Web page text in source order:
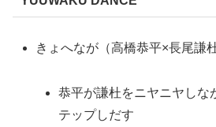
きょへなが（高橋恭平×長尾謙杜
恭平が謙杜をニヤニヤしな
テップしだす